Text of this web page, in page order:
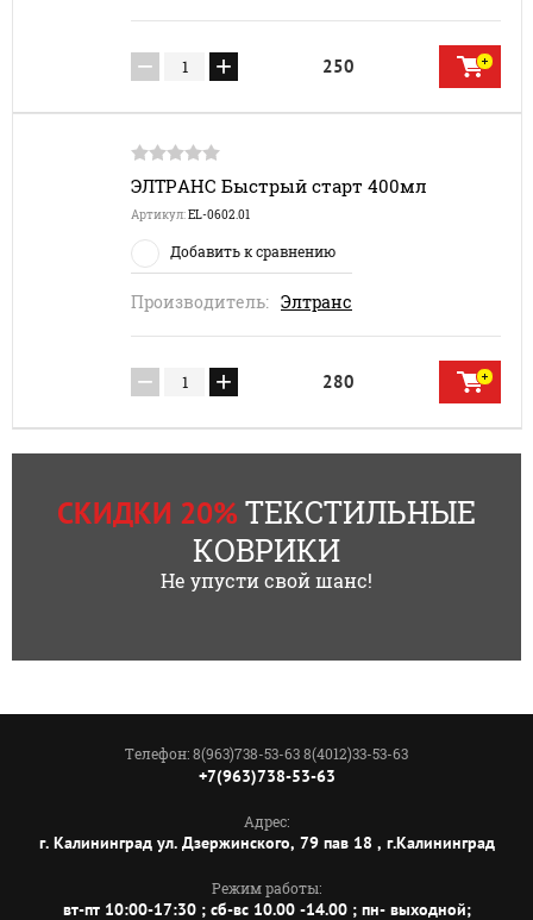
− + 250
ЭЛТРАНС Быстрый старт 400мл
Артикул:EL-0602.01
Добавить к сравнению
Производитель: Элтранс
− + 280
СКИДКИ 20%ТЕКСТИЛЬНЫЕ
КОВРИКИ
Не упусти свой шанс!
Телефон: 8(963)738-53-63 8(4012)33-53-63
+7(963)738-53-63
Адрес:
г. Калининград ул. Дзержинского, 79 пав 18 , г.Калининград
Режим работы:
вт-пт 10:00-17:30 ; сб-вс 10.00 -14.00 ; пн- выходной;